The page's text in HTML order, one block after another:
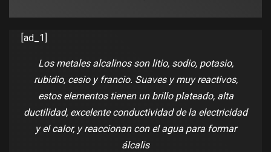
[ad_1]
Los metales alcalinos son litio, sodio, potasio,
rubidio, cesio y francio. Suaves y muy reactivos,
estos elementos tienen un brillo plateado, alta
ductilidad, excelente conductividad de la electricidad
y el calor, y reaccionan con el agua para formar
álcalis